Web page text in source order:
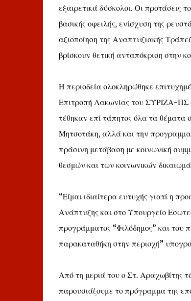
εξαιρετικά δύσκολοι. Οι
βασικής οφειλής, ενίσχυση της
αξιοποίηση της Αναπτυξιακής
βρίσκουν θετική ανταπόκριση στην
Η περιοδεία ολοκληρώθηκε
Επιτροπή Λακωνίας του ΣΥΡΙΖΑ-ΠΣ
τέθηκαν επί τάπητος όλα τα θέματα
Μητσοτάκη, αλλά και την
πράσινη μετάβαση με κοινωνική
θεσμών και των κοινωνικών
“Είμαι ιδιαίτερα ευτυχής γιατί η
Ανάπτυξης και στο Υπουργείο
προγράμματος “Φιλόδημος” και του
παρακαταθήκη στην περιοχή”
Από τη μεριά του ο Στ. Αραχωβίτης
παρουσιάζουμε το πρόγραμμα της